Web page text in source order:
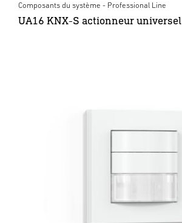
Composants du système - Professional Line
UA16 KNX-S actionneur universel